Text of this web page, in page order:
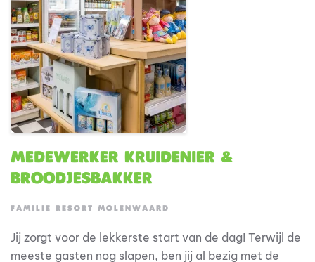
Medewerker Kruidenier &
Broodjesbakker
FAMILIE RESORT MOLENWAARD
Jij zorgt voor de lekkerste start van de dag! Terwijl de
meeste gasten nog slapen, ben jij al bezig met de